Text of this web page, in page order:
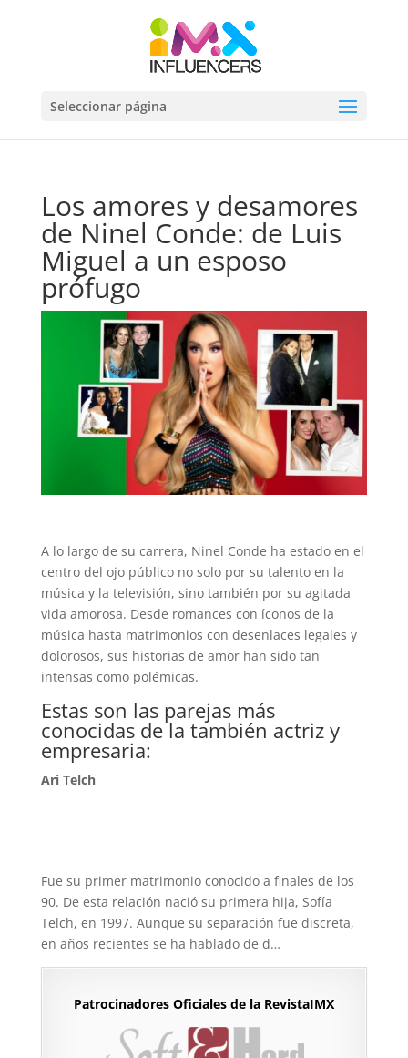
Seleccionar página
Los amores y desamores
de Ninel Conde: de Luis
Miguel a un esposo
prófugo
A lo largo de su carrera, Ninel Conde ha estado en el
centro del ojo público no solo por su talento en la
música y la televisión, sino también por su agitada
vida amorosa. Desde romances con íconos de la
música hasta matrimonios con desenlaces legales y
dolorosos, sus historias de amor han sido tan
intensas como polémicas.
Estas son las parejas más
conocidas de la también actriz y
empresaria:
Ari Telch
Fue su primer matrimonio conocido a finales de los
90. De esta relación nació su primera hija, Sofía
Telch, en 1997. Aunque su separación fue discreta,
en años recientes se ha hablado de d…
Patrocinadores Oficiales de la RevistaIMX